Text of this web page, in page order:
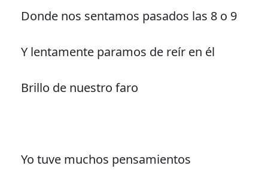
Donde nos sentamos pasados las 8 o 9
Y lentamente paramos de reír en él
Brillo de nuestro faro
Yo tuve muchos pensamientos